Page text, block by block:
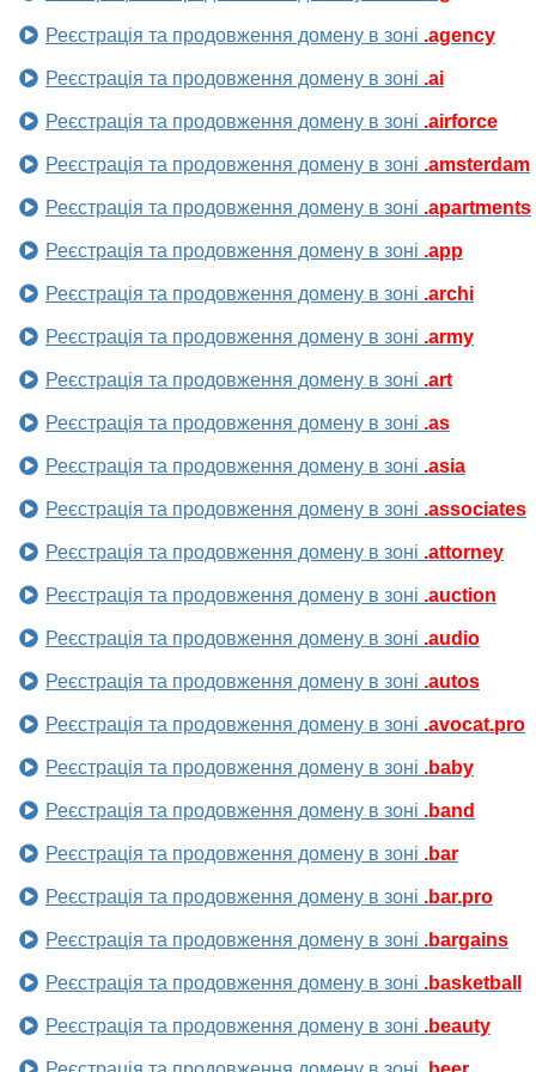
Реєстрація та продовження домену в зоні .agency
Реєстрація та продовження домену в зоні .ai
Реєстрація та продовження домену в зоні .airforce
Реєстрація та продовження домену в зоні .amsterdam
Реєстрація та продовження домену в зоні .apartments
Реєстрація та продовження домену в зоні .app
Реєстрація та продовження домену в зоні .archi
Реєстрація та продовження домену в зоні .army
Реєстрація та продовження домену в зоні .art
Реєстрація та продовження домену в зоні .as
Реєстрація та продовження домену в зоні .asia
Реєстрація та продовження домену в зоні .associates
Реєстрація та продовження домену в зоні .attorney
Реєстрація та продовження домену в зоні .auction
Реєстрація та продовження домену в зоні .audio
Реєстрація та продовження домену в зоні .autos
Реєстрація та продовження домену в зоні .avocat.pro
Реєстрація та продовження домену в зоні .baby
Реєстрація та продовження домену в зоні .band
Реєстрація та продовження домену в зоні .bar
Реєстрація та продовження домену в зоні .bar.pro
Реєстрація та продовження домену в зоні .bargains
Реєстрація та продовження домену в зоні .basketball
Реєстрація та продовження домену в зоні .beauty